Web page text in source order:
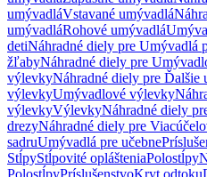
umývadláVstavané umývadlá
umývadláRohové umývadlá
detiNáhradné diely pre Umývadlá
žľabyNáhradné diely pre
výlevkyNáhradné diely pre Ďalšie
výlevkyUmývadlové výlevky
výlevkyVýlevkyNáhradné diely
drezyNáhradné diely pre
sadruUmývadlá pre učebne
StĺpyStĺpovité oplášteniaPolostĺpy
PolostĺpyPríslušenstvoKryt odtoku